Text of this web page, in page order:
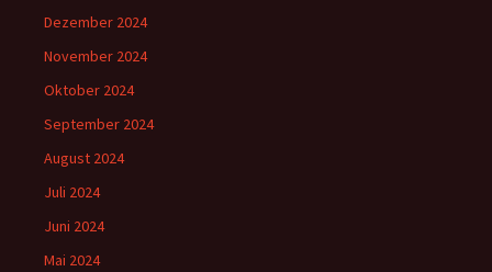
Dezember 2024
November 2024
Oktober 2024
September 2024
August 2024
Juli 2024
Juni 2024
Mai 2024